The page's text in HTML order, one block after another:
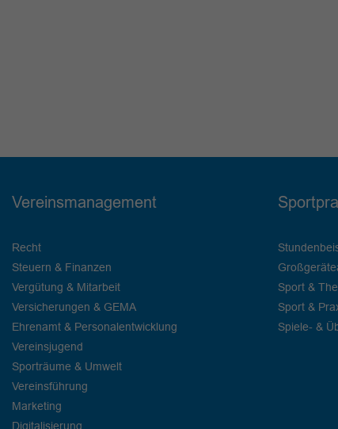
Vereinsmanagement
Recht
Steuern & Finanzen
Vergütung & Mitarbeit
Versicherungen & GEMA
Ehrenamt & Personalentwicklung
Vereinsjugend
Sporträume & Umwelt
Vereinsführung
Marketing
Digitalisierung
Sport &
Sport &
Spiele- &